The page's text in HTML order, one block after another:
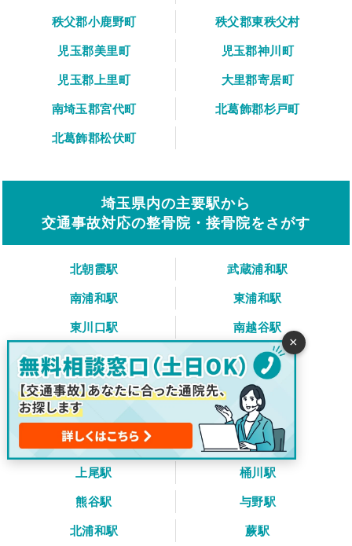
秩父郡小鹿野町
秩父郡東秩父村
児玉郡美里町
児玉郡神川町
児玉郡上里町
大里郡寄居町
南埼玉郡宮代町
北葛飾郡杉戸町
北葛飾郡松伏町
埼玉県内の主要駅から
交通事故対応の整骨院・接骨院をさがす
北朝霞駅
武蔵浦和駅
南浦和駅
東浦和駅
東川口駅
南越谷駅
越谷レイクタウン駅
浦和駅
さいたま新都心駅
大宮駅
東大宮駅
久喜駅
戸田公園駅
川越駅
上尾駅
桶川駅
熊谷駅
与野駅
北浦和駅
蕨駅
×